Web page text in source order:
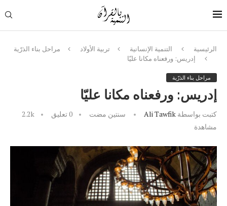
الرئيسية التنمية الإنسانية تربية الأولاد
مراحل بناء الذرّية
إدريس: ورفعناه مكانا عليّا
مراحل بناء الذرّية
إدريس: ورفعناه مكانا عليّا
كتبت بواسطة Ali Tawfik سنتين مضت 0 تعليق
2.2k
مشاهدة